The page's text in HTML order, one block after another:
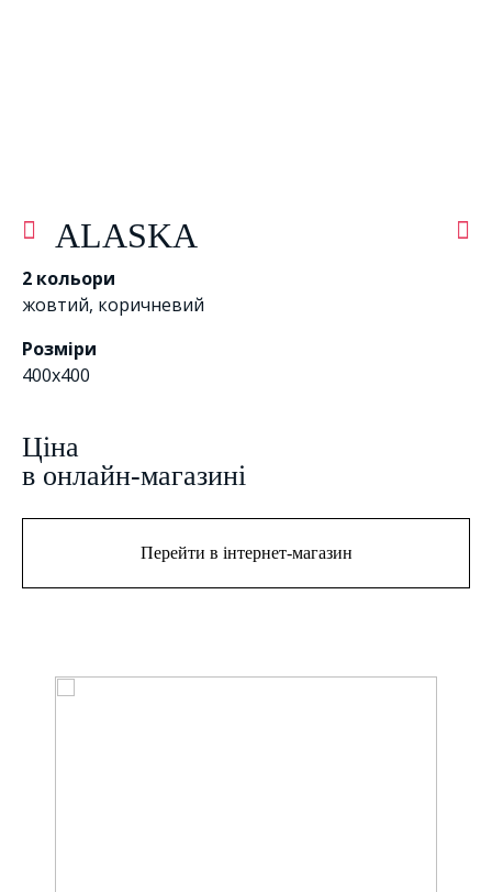
ALASKA
2 кольори
жовтий, коричневий
Розміри
400х400
Цiна
в онлайн-магазині
Перейти в інтернет-магазин